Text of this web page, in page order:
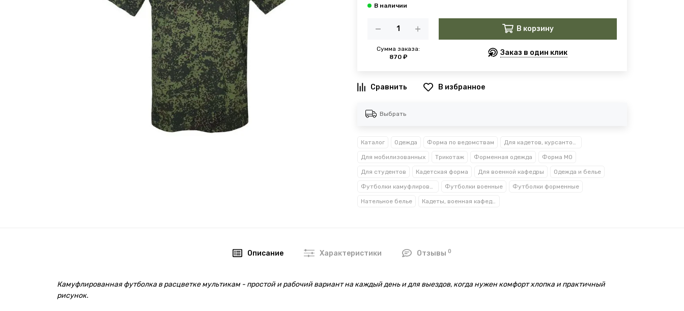
Сумма заказа:
870 ₽
В корзину
Заказ в один клик
В избранное
Выбрать
Каталог Одежда Форма по ведомствам
Для мобилизованных Трикотаж Форменная одежда Форма МО
Для студентов Кадетская форма Для военной кафедры Одежда и белье
Футболки военные Футболки форменные
Нательное белье
Описание Характеристики Отзывы 0
Камуфлированная футболка в расцветке мультикам - простой и рабочий вариант на каждый день и для выездов, когда нужен комфорт хлопка и практичный
рисунок.